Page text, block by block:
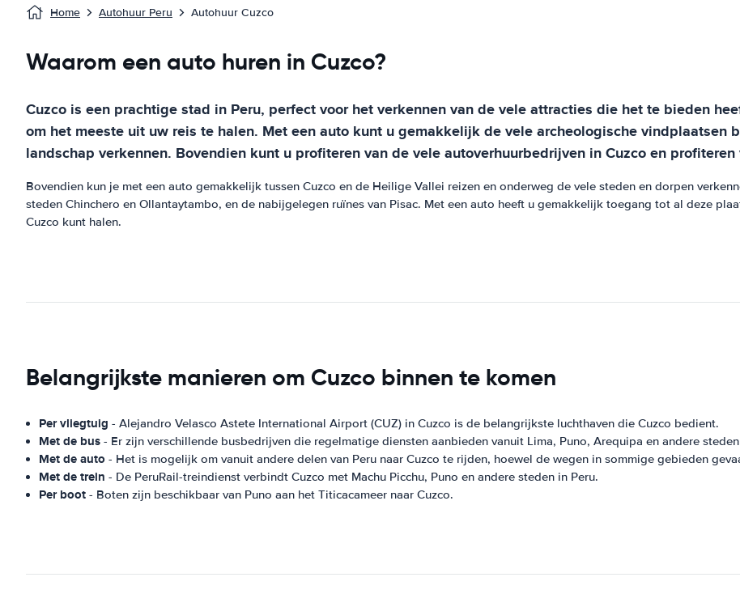
Home Autohuur Peru Autohuur Cuzco
Waarom een auto huren in Cuzco?
Cuzco is een prachtige stad in Peru, perfect voor het verkennen van de vele attracties die het te bieden
om het meeste uit uw reis te halen. Met een auto kunt u gemakkelijk de vele archeologische vindplaatsen
landschap verkennen. Bovendien kunt u profiteren van de vele autoverhuurbedrijven in Cuzco en
Bovendien kun je met een auto gemakkelijk tussen Cuzco en de Heilige Vallei reizen en onderweg de vele steden en dorpen
steden Chinchero en Ollantaytambo, en de nabijgelegen ruïnes van Pisac. Met een auto heeft u gemakkelijk toegang tot al deze
Cuzco kunt halen.
Belangrijkste manieren om Cuzco binnen te komen
Per vliegtuig - Alejandro Velasco Astete International Airport (CUZ) in Cuzco is de belangrijkste luchthaven die Cuzco bedient.
Met de bus - Er zijn verschillende busbedrijven die regelmatige diensten aanbieden vanuit Lima, Puno, Arequipa en andere
Met de auto - Het is mogelijk om vanuit andere delen van Peru naar Cuzco te rijden, hoewel de wegen in sommige gebieden
Met de trein - De PeruRail-treindienst verbindt Cuzco met Machu Picchu, Puno en andere steden in Peru.
Per boot - Boten zijn beschikbaar van Puno aan het Titicacameer naar Cuzco.